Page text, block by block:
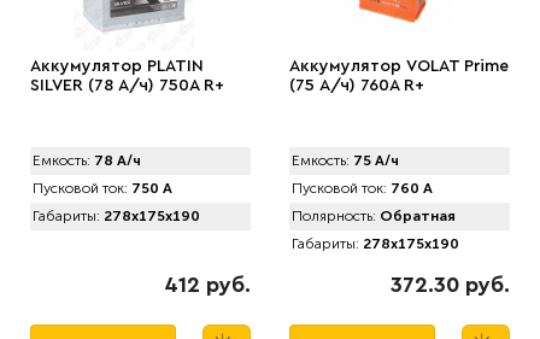
Аккумулятор PLATIN
SILVER (78 А/ч) 750A R+
Емкость: 78 А/ч
Пусковой ток: 750 А
Габариты: 278x175x190
412 руб.
Аккумулятор VOLAT Prime
(75 А/ч) 760A R+
Емкость: 75 А/ч
Пусковой ток: 760 А
Полярность: Обратная
Габариты: 278x175x190
372.30 руб.